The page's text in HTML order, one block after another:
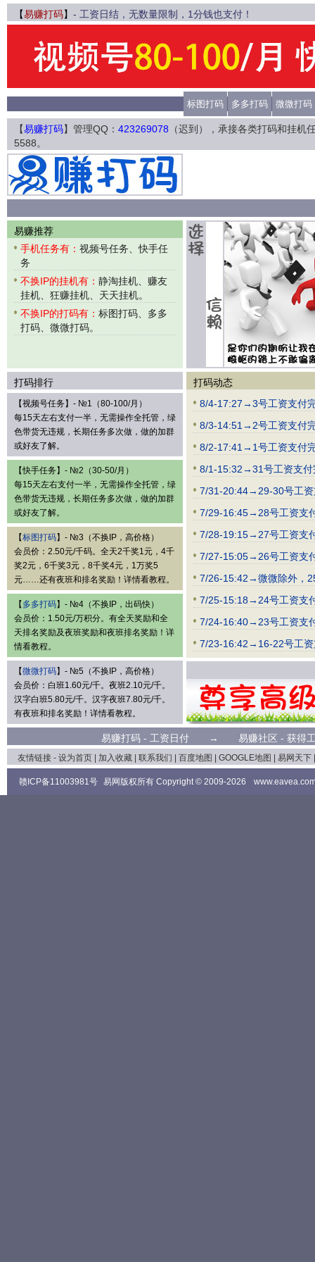
【易赚打码】 - 工资日结，无数量限制，1分钱也支付！
标图打码 多多打码 微微打码
【易赚打码】管理QQ： 423269078 （迟到），承接各类打码和挂机
5588。
易赚推荐
手机任务有： 视频号任务、快手任
务
不换IP的挂机有： 静淘挂机、赚友
挂机、狂赚挂机、天天挂机。
不换IP的打码有： 标图打码、多多
打码、微微打码。
打码排行
【视频号任务】- №1（80-100/月）
每15天左右支付一半，无需操作全托管，绿
色带货无违规，长期任务多次做，做的加群
或好友了解。
【快手任务】- №2（30-50/月）
每15天左右支付一半，无需操作全托管，绿
色带货无违规，长期任务多次做，做的加群
或好友了解。
【标图打码】- №3（不换IP，高价格）
会员价：2.50元/千码。全天2千奖1元，4千
奖2元，6千奖3元，8千奖4元，1万奖5
元……还有夜班和排名奖励！详情看教程。
【 多多打码】- №4（不换IP，出码快）
会员价：1.50元/万积分。有全天奖励和全
天排名奖励及夜班奖励和夜班排名奖励！详
情看教程。
【微微打码】- №5（不换IP，高价格）
会员价：白班1.60元/千。夜班2.10元/千。
汉字白班5.80元/千。汉字夜班7.80元/千。
有夜班和排名奖励！详情看教程。
打码动态
8/4-17:27→3号工资支付
8/3-14:51→2号工资支付
8/2-17:41→1号工资支付
8/1-15:32→31号工资支付
7/31-20:44→29-30号工资
7/29-16:45→28号工资支
7/28-19:15→27号工资支
7/27-15:05→26号工资支
7/26-15:42→微微除外，
7/25-15:18→24号工资支
7/24-16:40→23号工资支
7/23-16:42→16-22号工资
易赚打码 - 工资日付 → 易赚社区 - 获
友情链接 - 设为首页 加入收藏 联系我们 百度地图 GOOGLE地图 易网天下
赣ICP备11003981号 易网版权所有 Copyright © 2009-2026